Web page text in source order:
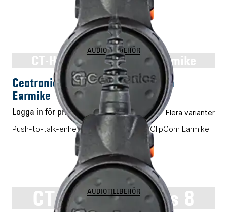
CT-HR PTT för Clipcom Earmike
AUDIOTILLBEHÖR
Ceotronics CT-HR PTT för Clipcom
Earmike
Logga in för pris Flera varianter
Push-to-talk-enhet för öronmikrofonen ClipCom Earmike
CT-HR PTT series 8
AUDIOTILLBEHÖR